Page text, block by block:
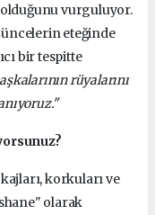
vurguluyor.
eteğinde
bir tespitte
rüyalarını
korkuları ve
olarak